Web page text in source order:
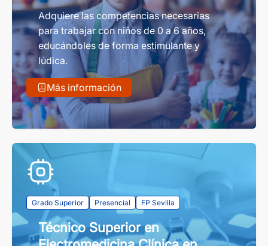
Adquiere las competencias necesarias
para trabajar con niños de 0 a 6 años,
educándoles de forma estimulante y
lúdica.
Más información
Grado Superior Presencial FP Sevilla
Técnico Superior en